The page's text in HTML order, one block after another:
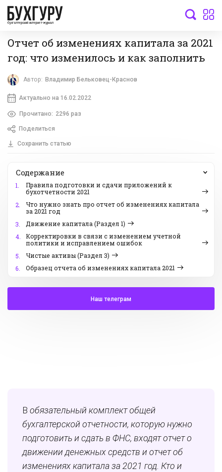
бухгалтерский интернет-журнал
Отчет об изменениях капитала за 2021
год: что изменилось и как заполнить
Автор: Владимир Бельковец-Краснов
Актуально на 16.02.2022
Прочитано: 2296 раз
Поделиться
Сохранить статью
Содержание
1.
Правила подготовки и сдачи приложений к
бухотчетности 2021
2.
Что нужно знать про отчет об изменениях капитала
за 2021 год
3.
Движение капитала (Раздел 1)
4.
Корректировки в связи с изменением учетной
политики и исправлением ошибок
5.
Чистые активы (Раздел 3)
6.
Образец отчета об изменениях капитала 2021
Наш телеграм
В обязательный комплект общей
бухгалтерской отчетности, которую нужно
подготовить и сдать в ФНС, входят отчет о
движении денежных средств и отчет об
изменениях капитала за 2021 год. Кто и